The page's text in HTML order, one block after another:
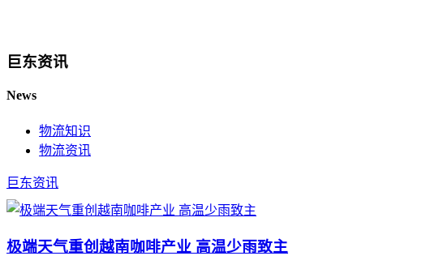
巨东资讯
News
物流知识
物流资讯
巨东资讯
极端天气重创越南咖啡产业 高温少雨致主